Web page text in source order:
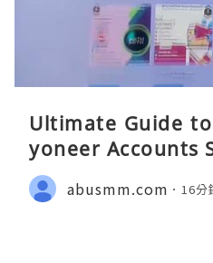
Ultimate Guide
yoneer Accounts
abusmm.com 16分